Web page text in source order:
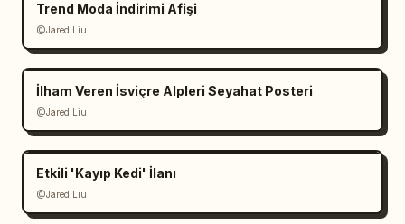
Trend Moda İndirimi Afişi
@Jared Liu
İlham Veren İsviçre Alpleri Seyahat Posteri
@Jared Liu
Etkili 'Kayıp Kedi' İlanı
@Jared Liu